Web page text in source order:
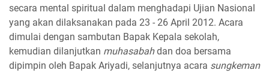
secara mental spiritual dalam menghadapi Ujian Nasional
yang akan dilaksanakan pada 23 - 26 April 2012. Acara
dimulai dengan sambutan Bapak Kepala sekolah,
kemudian dilanjutkan muhasabahdan doa bersama
dipimpin oleh Bapak Ariyadi, selanjutnya acara sungkeman